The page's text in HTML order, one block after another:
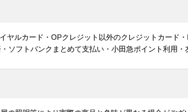
ヤルカード・OPクレジット以外のクレジットカード
ソフトバンクまとめて支払い・小田急ポイント利用